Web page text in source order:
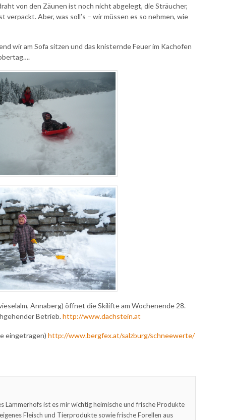
von den Zäunen ist noch nicht abgelegt, die Sträucher,
Aber, was soll’s – wir müssen es so nehmen, wie
wir am Sofa sitzen und das knisternde Feuer im Kachofen
Annaberg) öffnet die Skilifte am Wochenende 28.
Betrieb.http://www.dachstein.at
eingetragen) http://www.bergfex.at/salzburg/schneewerte/
Lämmerhofs ist es mir wichtig heimische und frische Produkte
Fleisch und Tierprodukte sowie frische Forellen aus